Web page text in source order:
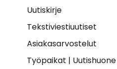
Uutiskirje
Tekstiviestiuutiset
Asiakasarvostelut
Työpaikat | Uutishuone